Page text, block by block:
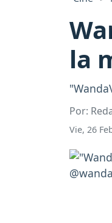
la
Por:
Vie, 26